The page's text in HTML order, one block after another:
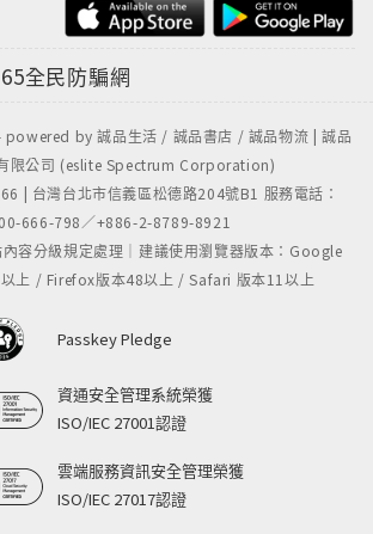
全民防騙網
by 誠品生活 / 誠品書店 / 誠品物流 | 誠品
限公司 (eslite Spectrum Corporation)
| 台灣台北市信義區松德路204號B1 服務電話：
666-798／+886-2-8789-8921
容分級規定處理｜建議使用瀏覽器版本：Google
上 / Firefox版本48以上 / Safari 版本11以上
Passkey Pledge
資通安全管理系統榮獲
ISO/IEC 27001認證
雲端服務資訊安全管理榮獲
ISO/IEC 27017認證